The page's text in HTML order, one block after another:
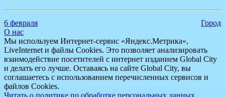
6 февраля
Город
О нас
Мы используем Интернет-сервис «Яндекс.Метрика»,
LiveInternet и файлы Cookies. Это позволяет анализировать
взаимодействие посетителей с интернет изданием Global City
и делать его лучше. Оставаясь на сайте Global City, вы
соглашаетесь с использованием перечисленных сервисов и
файлов Cookies.